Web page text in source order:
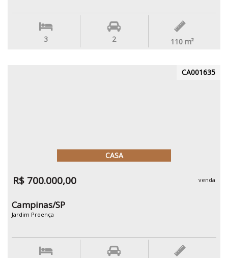
3 2 110 m²
CA001635
CASA
R$ 700.000,00 venda
Campinas/SP
Jardim Proença